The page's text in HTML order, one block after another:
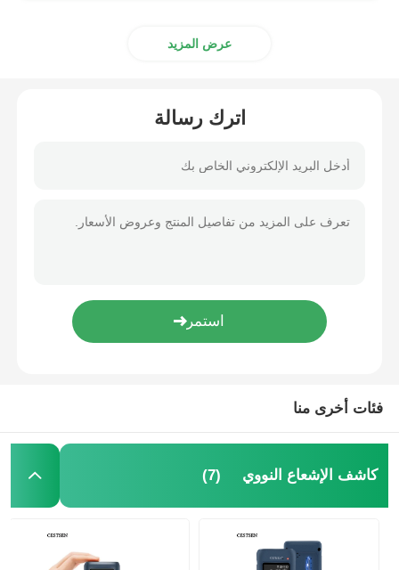
عرض المزيد
اترك رسالة
فئات أخرى منا
كاشف الإشعاع النووي (7)